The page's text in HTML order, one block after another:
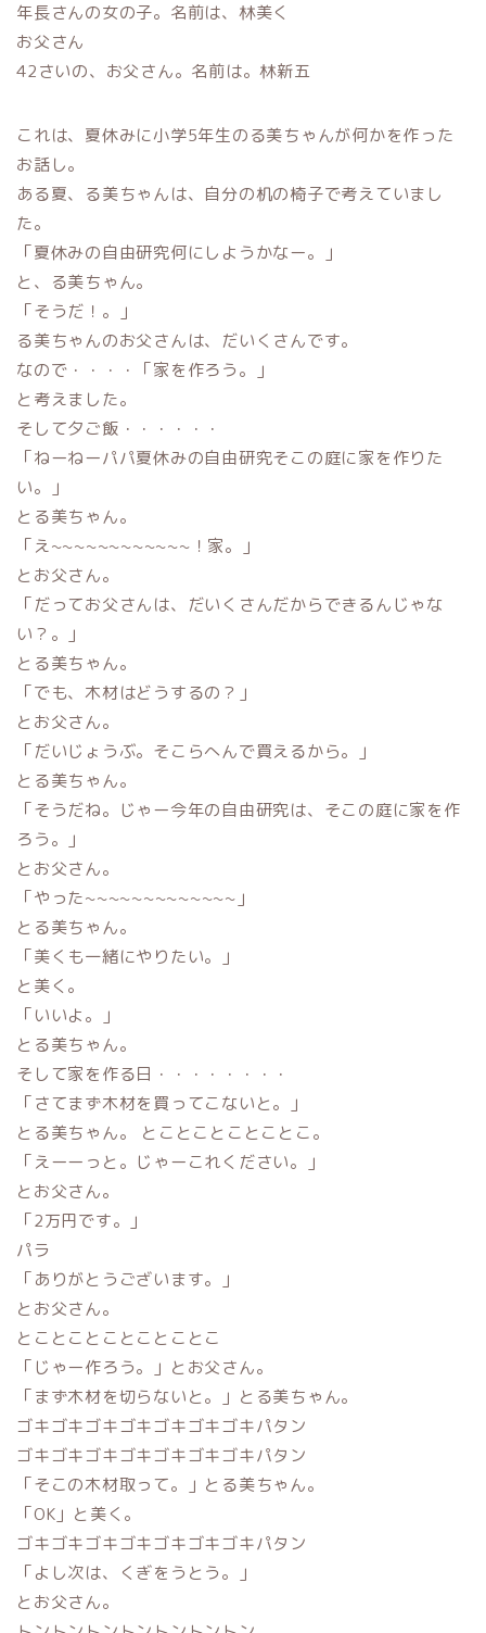
年長さんの女の子。名前は、林美く
お父さん
42さいの、お父さん。名前は。林新五
これは、夏休みに小学5年生のる美ちゃんが何かを作った
お話し。
ある夏、る美ちゃんは、自分の机の椅子で考えていまし
た。
「夏休みの自由研究何にしようかなー。」
と、る美ちゃん。
「そうだ！。」
る美ちゃんのお父さんは、だいくさんです。
なので・・・・「家を作ろう。」
と考えました。
そして夕ご飯・・・・・・
「ねーねーパパ夏休みの自由研究そこの庭に家を作りた
い。」
とる美ちゃん。
「え~~~~~~~~~~~~！家。」
とお父さん。
「だってお父さんは、だいくさんだからできるんじゃな
い？。」
とる美ちゃん。
「でも、木材はどうするの？」
とお父さん。
「だいじょうぶ。そこらへんで買えるから。」
とる美ちゃん。
「そうだね。じゃー今年の自由研究は、そこの庭に家を作
ろう。」
とお父さん。
「やった~~~~~~~~~~~~~」
とる美ちゃん。
「美くも一緒にやりたい。」
と美く。
「いいよ。」
とる美ちゃん。
そして家を作る日・・・・・・・・
「さてまず木材を買ってこないと。」
とる美ちゃん。 とことことことことこ。
「えーーっと。じゃーこれください。」
とお父さん。
「2万円です。」
パラ
「ありがとうございます。」
とお父さん。
とことことことことことこ
「じゃー作ろう。」とお父さん。
「まず木材を切らないと。」とる美ちゃん。
ゴキゴキゴキゴキゴキゴキゴキパタン
ゴキゴキゴキゴキゴキゴキゴキパタン
「そこの木材取って。」とる美ちゃん。
「OK」と美く。
ゴキゴキゴキゴキゴキゴキゴキパタン
「よし次は、くぎをうとう。」
とお父さん。